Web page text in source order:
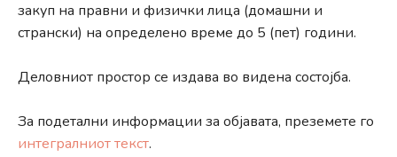
закуп на правни и физички лица (домашни и
странски) на определено време до 5 (пет) години.
Деловниот простор се издава во видена состојба.
За подетални информации за објавата, преземете го
интегралниот текст.